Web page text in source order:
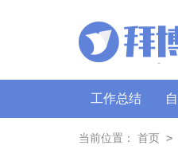
工作总结
策划书 讲
当前位置： 首页 >